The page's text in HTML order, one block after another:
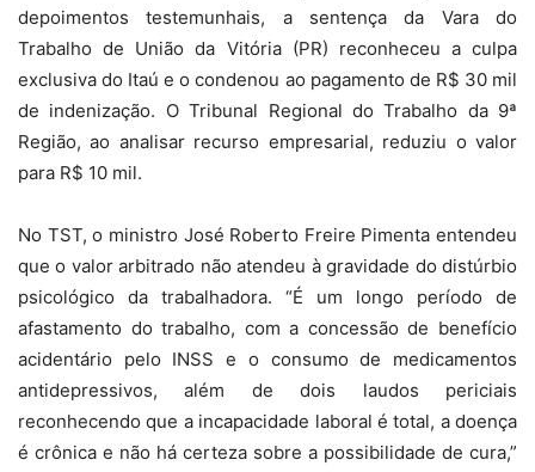
depoimentos testemunhais, a sentença da Vara do
Trabalho de União da Vitória (PR) reconheceu a culpa
exclusiva do Itaú e o condenou ao pagamento de R$ 30 mil
de indenização. O Tribunal Regional do Trabalho da 9ª
Região, ao analisar recurso empresarial, reduziu o valor
para R$ 10 mil.
No TST, o ministro José Roberto Freire Pimenta entendeu
que o valor arbitrado não atendeu à gravidade do distúrbio
psicológico da trabalhadora. “É um longo período de
afastamento do trabalho, com a concessão de benefício
acidentário pelo INSS e o consumo de medicamentos
antidepressivos, além de dois laudos periciais
reconhecendo que a incapacidade laboral é total, a doença
é crônica e não há certeza sobre a possibilidade de cura,”